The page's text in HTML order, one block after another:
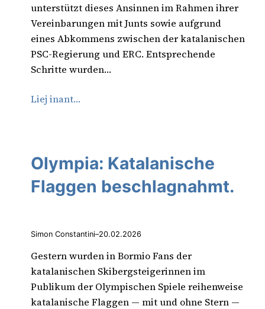
unterstützt dieses Ansinnen im Rahmen ihrer
Vereinbarungen mit Junts sowie aufgrund
eines Abkommens zwischen der katalanischen
PSC-Regierung und ERC. Entsprechende
Schritte wurden…
Liej inant…
Olympia: Katalanische
Flaggen beschlagnahmt.
Simon Constantini–20.02.2026
Gestern wurden in Bormio Fans der
katalanischen Skibergsteigerinnen im
Publikum der Olympischen Spiele reihenweise
katalanische Flaggen — mit und ohne Stern —